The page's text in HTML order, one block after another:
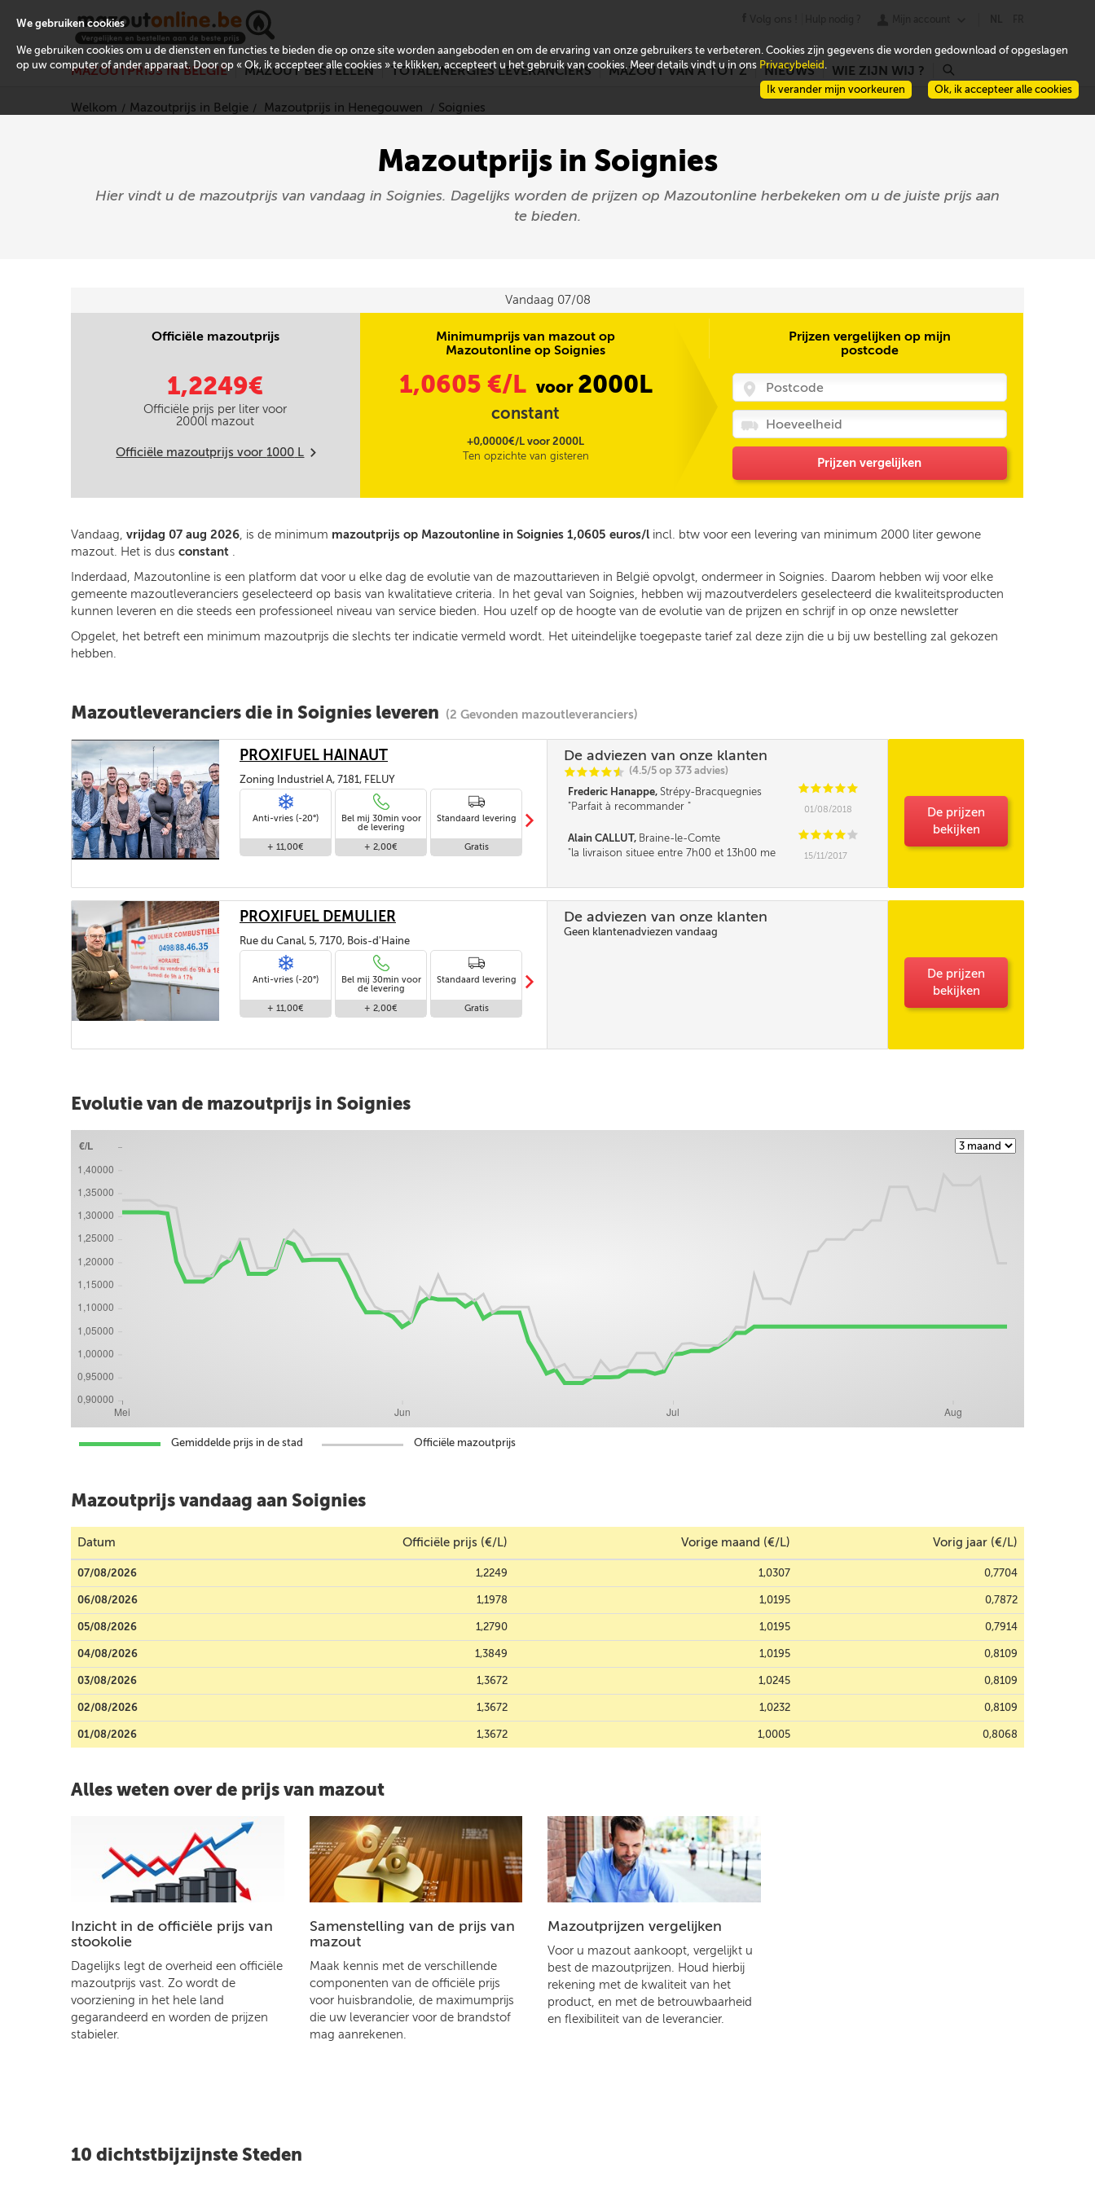
MAZOUTPRIJS IN BELGIË MAZOUT BESTELLEN TOTALENERGIES LEVERANCIERS MAZOUT VAN A TOT Z NIEUWS WIE ZIJN WIJ ? r
Welkom Mazoutprijs in Belgie Mazoutprijs in Henegouwen Soignies
Mazoutprijs in Soignies
Hier vindt u de mazoutprijs van vandaag in Soignies. Dagelijks worden de prijzen op Mazoutonline herbekeken om u de juiste prijs aan
te bieden.
Vandaag 07/08
Officiële mazoutprijs
1,2249€
Officiële prijs per liter voor
2000l mazout
Officiële mazoutprijs voor1000 L m
Minimumprijs van mazout op
Mazoutonline op Soignies
1,0605 €/L voor 2000L
constant
+0,0000€/L voor 2000L
Ten opzichte van gisteren
Prijzen vergelijken op mijn
postcode
Prijzen vergelijken
Vandaag, vrijdag 07 aug 2026, is de minimum mazoutprijs op Mazoutonline in Soignies 1,0605 euros/l incl. btw voor een levering van minimum 2000 liter gewone
mazout. Het is dus constant .
Inderdaad, Mazoutonline is een platform dat voor u elke dag de evolutie van de mazouttarieven in België opvolgt, ondermeer in Soignies. Daarom hebben wij voor elke
gemeente mazoutleveranciers geselecteerd op basis van kwalitatieve criteria. In het geval van Soignies, hebben wij mazoutverdelers geselecteerd die kwaliteitsproducten
kunnen leveren en die steeds een professioneel niveau van service bieden. Hou uzelf op de hoogte van de evolutie van de prijzen en schrijf in op onze newsletter
Opgelet, het betreft een minimum mazoutprijs die slechts ter indicatie vermeld wordt. Het uiteindelijke toegepaste tarief zal deze zijn die u bij uw bestelling zal gekozen
hebben.
Mazoutleveranciers die in Soignies leveren (2 Gevonden mazoutleveranciers)
PROXIFUEL HAINAUT
Zoning Industriel A, 7181, FELUY
Anti-vries (-20°)
+ 11,00€
Bel mij 30min voor
de levering
+ 2,00€
Standaard levering
Gratis
Gratis
m
De adviezen van onze klanten
CCCCi
@ (4.5/5 op 373 advies)
Frederic Hanappe, Strépy-Bracquegnies CCCCC
Parfait à recommander
01/08/2018
Alain CALLUT, Braine-le-Comte CCCC C
la livraison situee entre 7h00 et 13h00 me
15/11/2017
De prijzen
bekijken
PROXIFUEL DEMULIER
Rue du Canal, 5, 7170, Bois-d'Haine
Anti-vries (-20°)
+ 11,00€
Bel mij 30min voor
de levering
+ 2,00€
Standaard levering
Gratis
m
De adviezen van onze klanten
Geen klantenadviezen vandaag
De prijzen
bekijken
Evolutie van de mazoutprijs in Soignies
Gemiddelde prijs in de stad Officiële mazoutprijs
Mazoutprijs vandaag aan Soignies
Datum Officiële prijs (€/L) Vorige maand (€/L) Vorig jaar (€/L)
07/08/2026 1,2249 1,0307 0,7704
06/08/2026 1,1978 1,0195 0,7872
05/08/2026 1,2790 1,0195 0,7914
04/08/2026 1,3849 1,0195 0,8109
03/08/2026 1,3672 1,0245 0,8109
02/08/2026 1,3672 1,0232 0,8109
01/08/2026 1,3672 1,0005 0,8068
Alles weten over de prijs van mazout
Inzicht in de officiële prijs van
stookolie
Dagelijks legt de overheid een officiële
mazoutprijs vast. Zo wordt de
voorziening in het hele land
gegarandeerd en worden de prijzen
stabieler.
Samenstelling van de prijs van
mazout
Maak kennis met de verschillende
componenten van de officiële prijs
voor huisbrandolie, de maximumprijs
die uw leverancier voor de brandstof
mag aanrekenen.
Mazoutprijzen vergelijken
Voor u mazout aankoopt, vergelijkt u
best de mazoutprijzen. Houd hierbij
rekening met de kwaliteit van het
product, en met de betrouwbaarheid
en flexibiliteit van de leverancier.
10 dichtstbijzijnste Steden
We gebruiken cookies
We gebruiken cookies om u de diensten en functies te bieden die op onze site worden aangeboden en om de ervaring van onze gebruikers te verbeteren. Cookies zijn gegevens die worden gedownload of opgeslagen
op uw computer of ander apparaat. Door op « Ok, ik accepteer alle cookies » te klikken, accepteert u het gebruik van cookies. Meer details vindt u in ons Privacybeleid .
Ok, ik accepteer alle cookies
Ik verander mijn voorkeuren